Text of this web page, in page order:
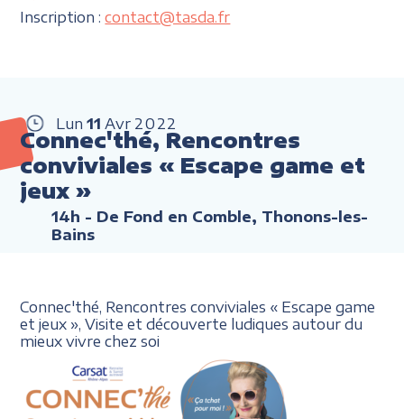
Inscription :contact@tasda.fr
Lun 11 Avr 2022
Connec'thé, Rencontres
conviviales « Escape game et
jeux »
14h - De Fond en Comble, Thonons-les-
Bains
Connec'thé, Rencontres conviviales « Escape game
et jeux »,Visite et découverte ludiquesautour du
mieux vivre chez soi